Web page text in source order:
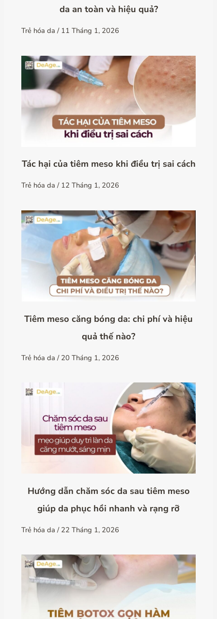
da an toàn và hiệu quả?
Trẻ hóa da / 11 Tháng 1, 2026
Tác hại của tiêm meso khi điều trị sai cách
Trẻ hóa da / 12 Tháng 1, 2026
Tiêm meso căng bóng da: chi phí và hiệu
quả thế nào?
Trẻ hóa da / 20 Tháng 1, 2026
Hướng dẫn chăm sóc da sau tiêm meso
giúp da phục hồi nhanh và rạng rỡ
Trẻ hóa da / 22 Tháng 1, 2026